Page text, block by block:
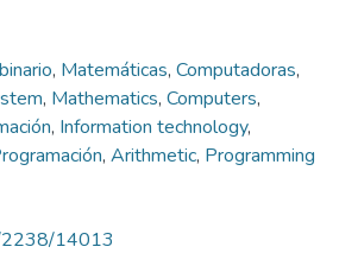
, Matemáticas, Computadoras,
, Mathematics, Computers,
, Information technology,
, Arithmetic, Programming
2238/14013